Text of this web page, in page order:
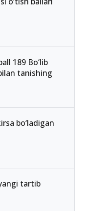
o‘tish ballari
189 Bo‘lib
tanishing
bo‘ladigan